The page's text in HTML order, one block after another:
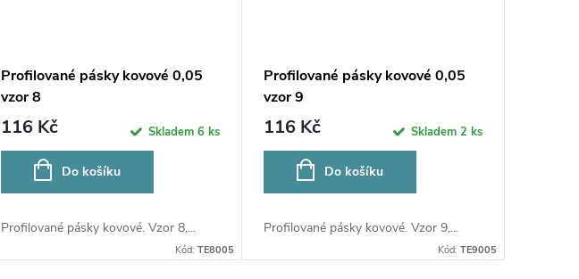
Profilované pásky kovové 0,05
vzor 8
116 Kč Skladem 6 ks
Do košíku
Profilované pásky kovové. Vzor 8,...
Kód: TE8005
Profilované pásky kovové 0,05
vzor 9
116 Kč Skladem 2 ks
Do košíku
Profilované pásky kovové. Vzor 9,...
Kód: TE9005